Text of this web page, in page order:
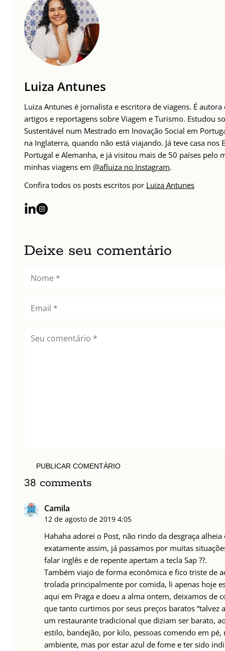
Luiza Antunes
Luiza Antunes é jornalista e escritora de viagens. É
artigos e reportagens sobre Viagem e Turismo. Estudou
Sustentável num Mestrado em Inovação Social em
na Inglaterra, quando não está viajando. Já teve casa nos
Portugal e Alemanha, e já visitou mais de 50 países pelo
minhas viagens em @afluiza no Instagram.
Confira todos os posts escritos por Luiza Antunes
Deixe seu comentário
PUBLICAR COMENTÁRIO
38 comments
Camila
12 de agosto de 2019 4:05
Hahaha adorei o Post, não rindo da desgraça
exatamente assim, já passamos por muitas
falar inglês e de repente apertam a tecla Sap ??.
Também viajo de forma econômica e fico triste de
trolada principalmente por comida, li apenas hoje
aqui em Praga e doeu a alma ontem, deixamos de
que tanto curtimos por seus preços baratos “talvez
um restaurante tradicional que diziam ser barato,
estilo, bandejão, por kilo, pessoas comendo em
ambiente, mas por estar azul de fome e ter sido